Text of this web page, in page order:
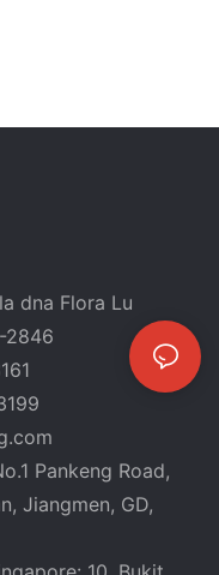
dna Flora Lu
2846
Pankeng Road,
Jiangmen, GD,